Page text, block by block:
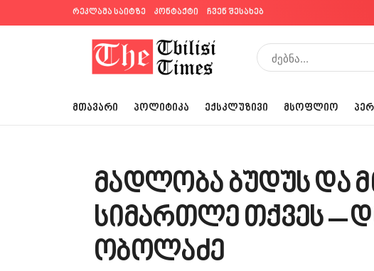
რეკლამა საიტზე კონტაქტი ჩვენ შესახებ
ᲛᲗᲐᲕᲐᲠᲘ ᲞᲝᲚᲘᲢᲘᲙᲐ ᲔᲥᲡᲙᲚᲣᲖᲘᲕᲘ ᲛᲡᲝᲤᲚᲘᲝ
მადლობა ბუდუს და
სიმართლე თქვეს –
ობოლაძე